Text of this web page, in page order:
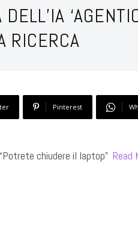
RICERCA
Pinterest
chiudere il laptop” Read